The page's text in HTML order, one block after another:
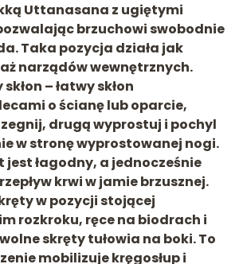
Uttanasana z ugiętymi
brzuchowi swobodnie
Taka pozycja działa jak
narządów wewnętrznych.
– łatwy skłon
o ścianę lub oparcie,
drugą wyprostuj i pochyl
w stronę wyprostowanej nogi.
jest łagodny, a jednocześnie
krwi w jamie brzusznej.
w pozycji stojącej
rozkroku, ręce na biodrach i
skręty tułowia na boki. To
mobilizuje kręgosłup i